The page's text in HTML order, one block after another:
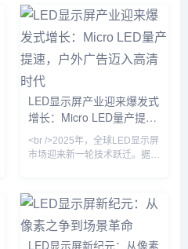
智慧城市、石油化工、水利
水电、虚拟展厅、医学医
疗、虚拟演播室、数字人、
LED显示屏产业迎来爆发式
增长：Micro LED量产提
速，户外广告迈入高清时代
<br />2025年，全球LED显示屏
市场迎来新一轮技术跃迁。据最
长47%，而Micro LED在智能穿
戴与车载显示领域的商用化进程
显著提速。多家头部屏厂已实现
Micro LED芯片巨量转移良率突
LED显示屏新纪元：从像素